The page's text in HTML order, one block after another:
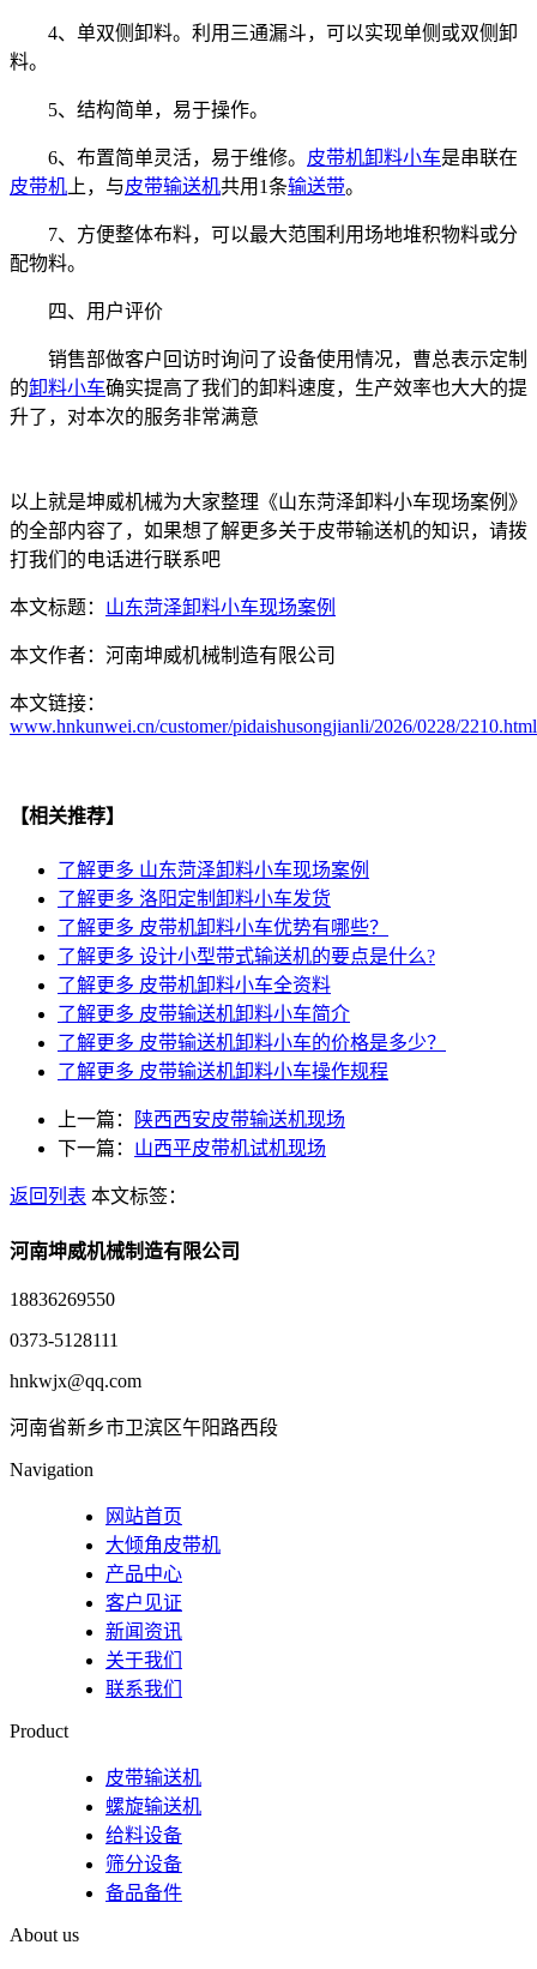
4、单双侧卸料。利用三通漏斗，可以实现单侧或双侧卸
料。
5、结构简单，易于操作。
6、布置简单灵活，易于维修。 皮带机卸料小车是串联在
皮带机 上，与皮带输送机共用1条输送带。
7、方便整体布料，可以最大范围利用场地堆积物料或分
配物料。
四、用户评价
销售部做客户回访时询问了设备使用情况，曹总表示定制
的卸料小车确实提高了我们的卸料速度，生产效率也大大的提
升了，对本次的服务非常满意
以上就是坤威机械为大家整理《山东菏泽卸料小车现场案例》
的全部内容了，如果想了解更多关于皮带输送机的知识，请拨
打我们的电话进行联系吧
本文标题： 山东菏泽卸料小车现场案例
本文作者： 河南坤威机械制造有限公司
本文链接：
www.hnkunwei.cn/customer/pidaishusongjianli/2026/0228/2210.html
【相关推荐】
了解更多 山东菏泽卸料小车现场案例
了解更多 洛阳定制卸料小车发货
了解更多 皮带机卸料小车优势有哪些？
了解更多 设计小型带式输送机的要点是什么?
了解更多 皮带机卸料小车全资料
了解更多 皮带输送机卸料小车简介
了解更多 皮带输送机卸料小车的价格是多少？
了解更多 皮带输送机卸料小车操作规程
上一篇：
陕西西安皮带输送机现场
下一篇： 山西平皮带机试机现场
返回列表 本文标签：
河南坤威机械制造有限公司
18836269550
0373-5128111
hnkwjx@qq.com
河南省新乡市卫滨区午阳路西段
Navigation
网站首页
大倾角皮带机
产品中心
客户见证
新闻资讯
关于我们
联系我们
Product
皮带输送机
螺旋输送机
给料设备
筛分设备
备品备件
About us